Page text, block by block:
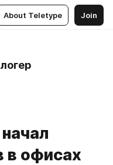
About Teletype Join
в офисах